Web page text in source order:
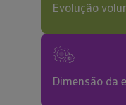
Evolução
Dimensão da